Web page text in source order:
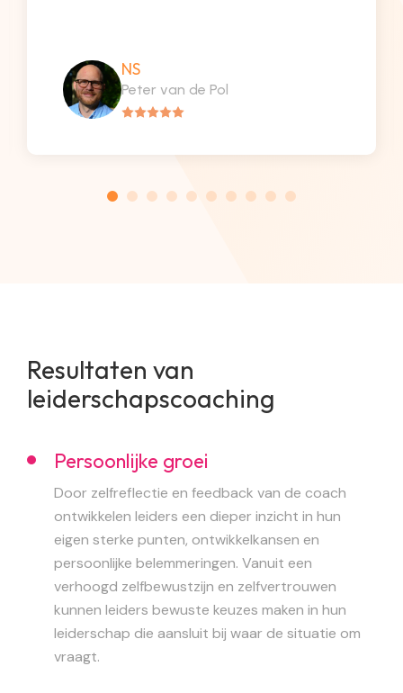
NS
Peter van de Pol
Resultaten van
leiderschapscoaching
Persoonlijke groei
Door zelfreflectie en feedback van de coach
ontwikkelen leiders een dieper inzicht in hun
eigen sterke punten, ontwikkelkansen en
persoonlijke belemmeringen. Vanuit een
verhoogd zelfbewustzijn en zelfvertrouwen
kunnen leiders bewuste keuzes maken in hun
leiderschap die aansluit bij waar de situatie om
vraagt.